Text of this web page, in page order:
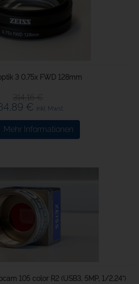
3 0,75x FWD 128mm
314,16 €
€ inkl. Mwst.
Mehr Informationen
105 color R2 (USB3, 5MP, 1/2,24")